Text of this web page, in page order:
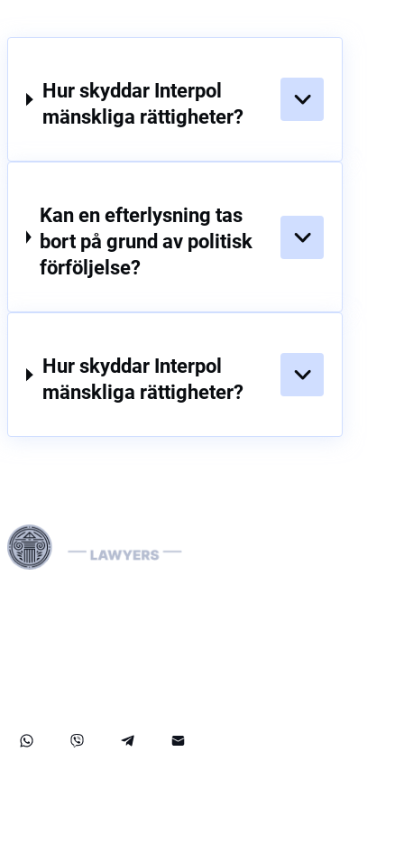
Hur skyddar Interpol
mänskliga rättigheter?
Kan en efterlysning tas
bort på grund av politisk
förföljelse?
Hur skyddar Interpol
mänskliga rättigheter?